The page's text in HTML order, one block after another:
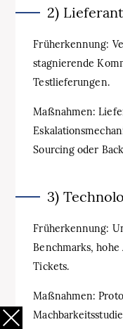
2)
Früherkennung:
stagnierende
Testlieferungen.
Maßnahmen:
Sourcing oder
3)
Früherkennung:
Benchmarks,
Tickets.
Maßnahmen: